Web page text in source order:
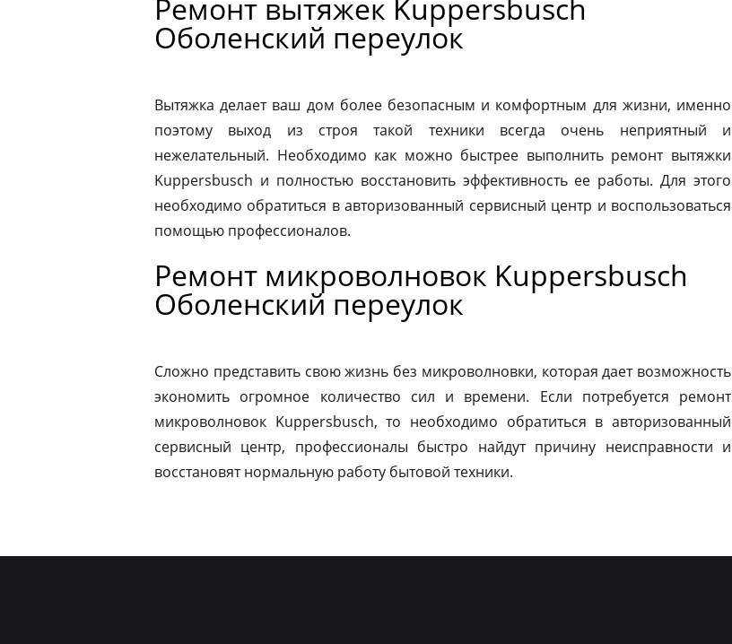
Ремонт вытяжек Kuppersbusch
Оболенский переулок
Вытяжка делает ваш дом более безопасным и комфортным для жизни, именно
поэтому выход из строя такой техники всегда очень неприятный и
нежелательный. Необходимо как можно быстрее выполнить ремонт вытяжки
Kuppersbusch и полностью восстановить эффективность ее работы. Для этого
необходимо обратиться в авторизованный сервисный центр и воспользоваться
помощью профессионалов.
Ремонт микроволновок Kuppersbusch
Оболенский переулок
Сложно представить свою жизнь без микроволновки, которая дает возможность
экономить огромное количество сил и времени. Если потребуется ремонт
микроволновок Kuppersbusch, то необходимо обратиться в авторизованный
сервисный центр, профессионалы быстро найдут причину неисправности и
восстановят нормальную работу бытовой техники.